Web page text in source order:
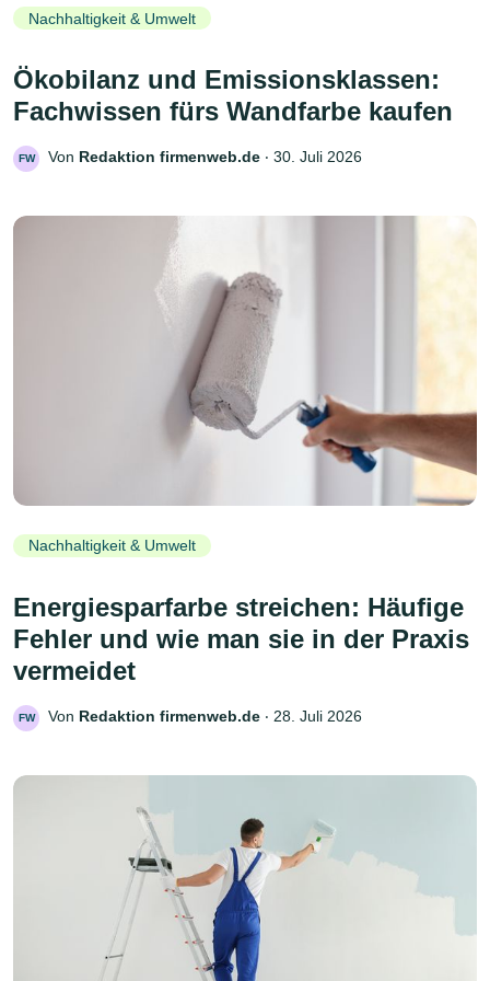
Nachhaltigkeit & Umwelt
Ökobilanz und Emissionsklassen:
Fachwissen fürs Wandfarbe kaufen
FW Von Redaktion firmenweb.de ‧ 30. Juli 2026
Nachhaltigkeit & Umwelt
Energiesparfarbe streichen: Häufige
Fehler und wie man sie in der Praxis
vermeidet
FW Von Redaktion firmenweb.de ‧ 28. Juli 2026